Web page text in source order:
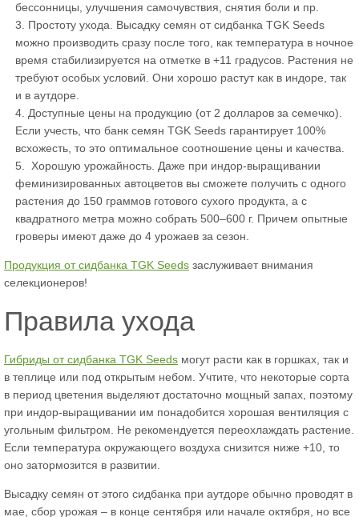
бессонницы, улучшения самочувствия, снятия боли и пр.
Простоту ухода. Высадку семян от сидбанка TGK Seeds
можно производить сразу после того, как температура в ночное
время стабилизируется на отметке в +11 градусов. Растения не
требуют особых условий. Они хорошо растут как в индоре, так
и в аутдоре.
Доступные цены на продукцию (от 2 долларов за семечко).
Если учесть, что банк семян TGK Seeds гарантирует 100%
всхожесть, то это оптимальное соотношение цены и качества.
Хорошую урожайность. Даже при индор-выращивании
феминизированных автоцветов вы сможете получить с одного
растения до 150 граммов готового сухого продукта, а с
квадратного метра можно собрать 500–600 г. Причем опытные
гроверы имеют даже до 4 урожаев за сезон.
Продукция от сидбанка TGK Seeds заслуживает внимания
селекционеров!
Правила ухода
Гибриды от сидбанка TGK Seeds могут расти как в горшках, так и
в теплице или под открытым небом. Учтите, что некоторые сорта
в период цветения выделяют достаточно мощный запах, поэтому
при индор-выращивании им понадобится хорошая вентиляция с
угольным фильтром. Не рекомендуется переохлаждать растение.
Если температура окружающего воздуха снизится ниже +10, то
оно затормозится в развитии.
Высадку семян от этого сидбанка при аутдоре обычно проводят в
мае, сбор урожая – в конце сентября или начале октября, но все